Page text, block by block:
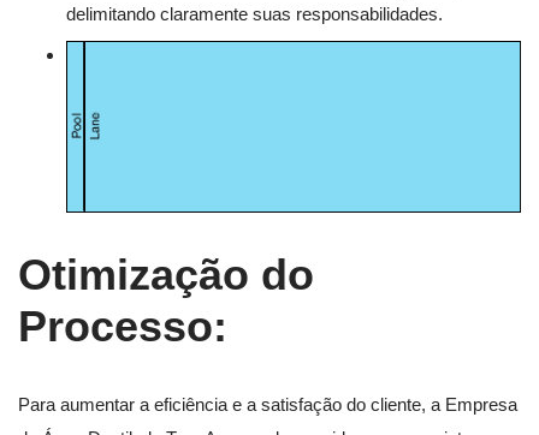
delimitando claramente suas responsabilidades.
Otimização do
Processo:
Para aumentar a eficiência e a satisfação do cliente, a Empresa